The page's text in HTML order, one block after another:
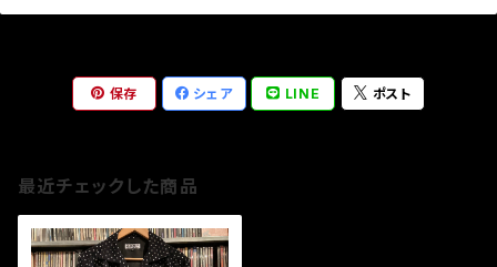
保存 シェア LINE ポスト
最近チェックした商品